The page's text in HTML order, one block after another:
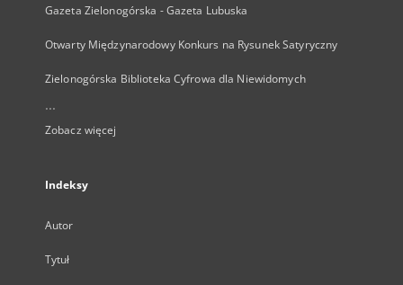
Gazeta Zielonogórska - Gazeta Lubuska
Otwarty Międzynarodowy Konkurs na Rysunek Satyryczny
Zielonogórska Biblioteka Cyfrowa dla Niewidomych
...
Zobacz więcej
Indeksy
Autor
Tytuł